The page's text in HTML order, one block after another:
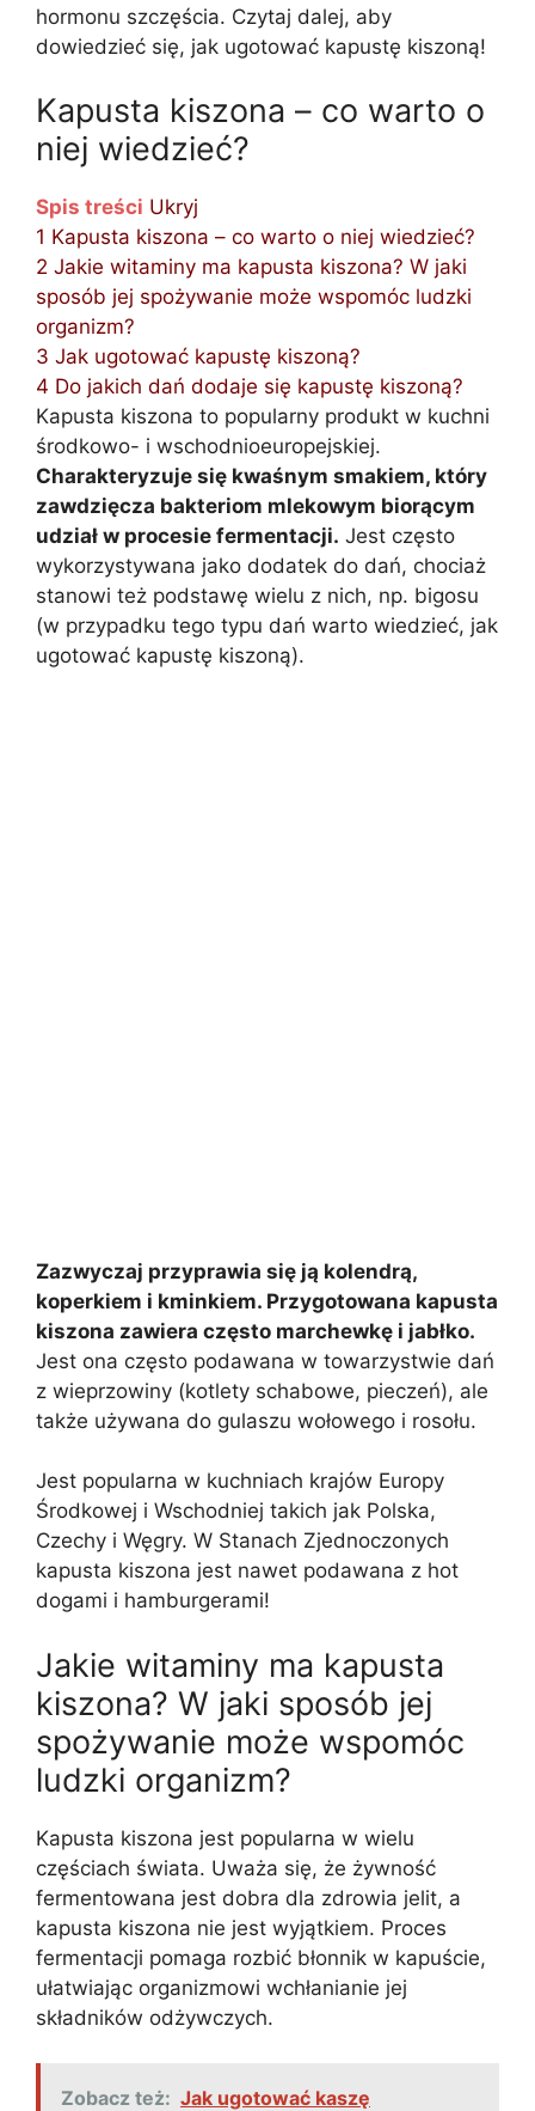
hormonu szczęścia. Czytaj dalej, aby
dowiedzieć się, jak ugotować kapustę kiszoną!
Kapusta kiszona – co warto o
niej wiedzieć?
Spis treści Ukryj
1 Kapusta kiszona – co warto o niej wiedzieć?
2 Jakie witaminy ma kapusta kiszona? W jaki
sposób jej spożywanie może wspomóc ludzki
organizm?
3 Jak ugotować kapustę kiszoną?
4 Do jakich dań dodaje się kapustę kiszoną?
Kapusta kiszona to popularny produkt w kuchni
środkowo- i wschodnioeuropejskiej.
Charakteryzuje się kwaśnym smakiem, który
zawdzięcza bakteriom mlekowym biorącym
udział w procesie fermentacji. Jest często
wykorzystywana jako dodatek do dań, chociaż
stanowi też podstawę wielu z nich, np. bigosu
(w przypadku tego typu dań warto wiedzieć, jak
ugotować kapustę kiszoną).
Zazwyczaj przyprawia się ją kolendrą,
koperkiem i kminkiem. Przygotowana kapusta
kiszona zawiera często marchewkę i jabłko.
Jest ona często podawana w towarzystwie dań
z wieprzowiny (kotlety schabowe, pieczeń), ale
także używana do gulaszu wołowego i rosołu.
Jest popularna w kuchniach krajów Europy
Środkowej i Wschodniej takich jak Polska,
Czechy i Węgry. W Stanach Zjednoczonych
kapusta kiszona jest nawet podawana z hot
dogami i hamburgerami!
Jakie witaminy ma kapusta
kiszona? W jaki sposób jej
spożywanie może wspomóc
ludzki organizm?
Kapusta kiszona jest popularna w wielu
częściach świata. Uważa się, że żywność
fermentowana jest dobra dla zdrowia jelit, a
kapusta kiszona nie jest wyjątkiem. Proces
fermentacji pomaga rozbić błonnik w kapuście,
ułatwiając organizmowi wchłanianie jej
składników odżywczych.
Zobacz też: Jak ugotować kaszę